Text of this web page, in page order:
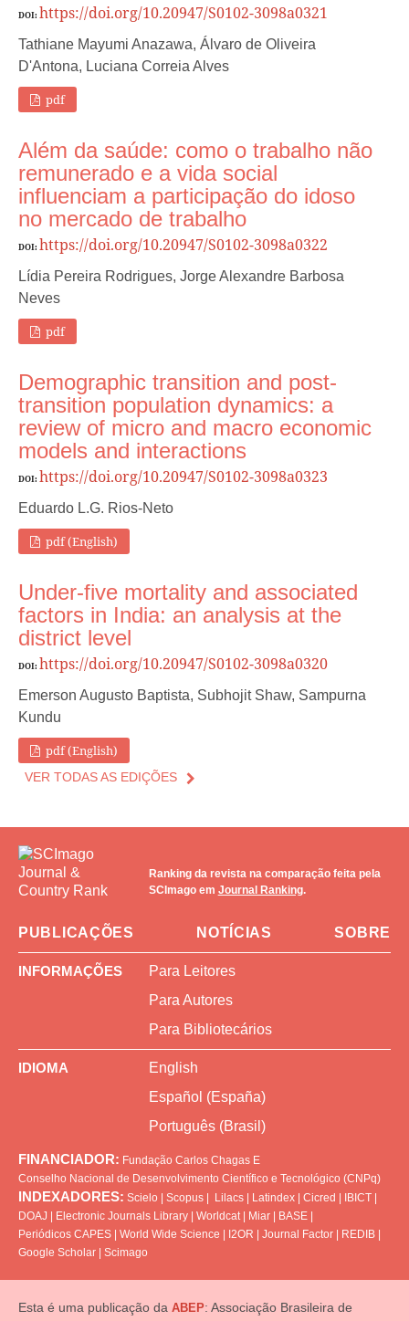
DOI: https://doi.org/10.20947/S0102-3098a0321
Tathiane Mayumi Anazawa, Álvaro de Oliveira
D'Antona, Luciana Correia Alves
pdf
Além da saúde: como o trabalho não
remunerado e a vida social
influenciam a participação do idoso
no mercado de trabalho
DOI: https://doi.org/10.20947/S0102-3098a0322
Lídia Pereira Rodrigues, Jorge Alexandre Barbosa
Neves
pdf
Demographic transition and post-
transition population dynamics: a
review of micro and macro economic
models and interactions
DOI: https://doi.org/10.20947/S0102-3098a0323
Eduardo L.G. Rios-Neto
pdf (English)
Under-five mortality and associated
factors in India: an analysis at the
district level
DOI: https://doi.org/10.20947/S0102-3098a0320
Emerson Augusto Baptista, Subhojit Shaw, Sampurna
Kundu
pdf (English)
VER TODAS AS EDIÇÕES
Ranking da revista na comparação feita pela
SCImago em Journal Ranking.
PUBLICAÇÕES NOTÍCIAS SOBRE
INFORMAÇÕES
Para Leitores
Para Autores
Para Bibliotecários
IDIOMA
English
Español (España)
Português (Brasil)
FINANCIADOR: Fundação Carlos Chagas E
Conselho Nacional de Desenvolvimento Científico e Tecnológico (CNPq)
INDEXADORES: Scielo | Scopus | Lilacs | Latindex | Cicred | IBICT |
DOAJ | Electronic Journals Library | Worldcat| Miar | BASE |
Periódicos CAPES | World Wide Science | I2OR | Journal Factor | REDIB |
Google Scholar | Scimago
Esta é uma publicação da ABEP: Associação Brasileira de